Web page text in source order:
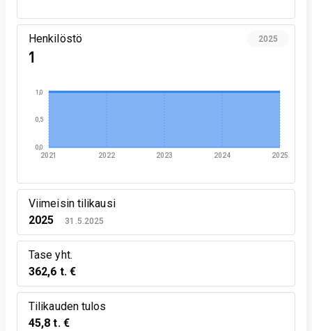
Henkilöstö
1
2025
2021 2022 2023 2024 2025
0,0
0,5
1,0
Viimeisin tilikausi
2025
31.5.2025
Tase yht.
362,6 t. €
Tilikauden tulos
45,8 t. €